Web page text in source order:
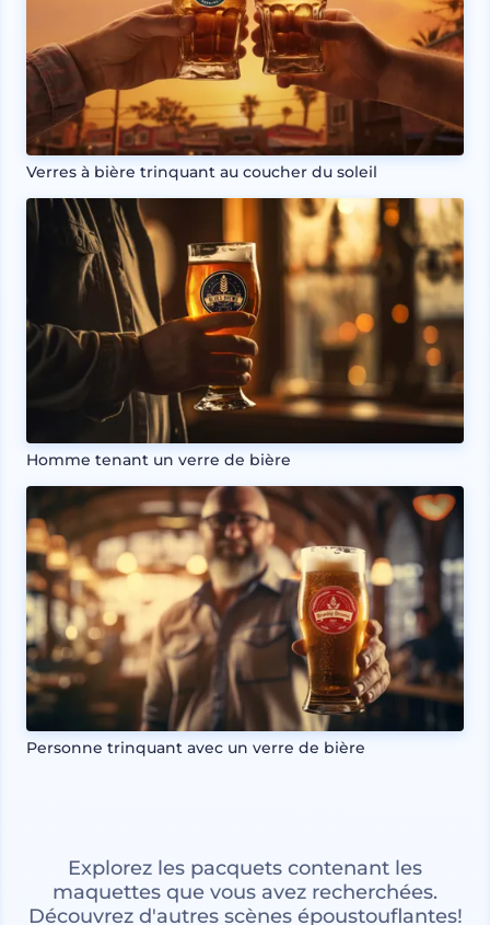
Verres à bière trinquant au coucher du soleil
Homme tenant un verre de bière
Personne trinquant avec un verre de bière
Explorez les pacquets contenant les
maquettes que vous avez recherchées.
Découvrez d'autres scènes époustouflantes!